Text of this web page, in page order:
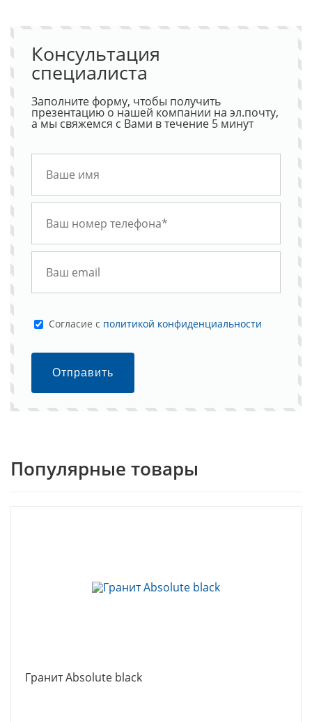
Консультация
специалиста
Заполните форму, чтобы получить
презентацию о нашей компании на эл.почту,
а мы свяжемся с Вами в течение 5 минут
Cогласие с политикой конфиденциальности
Отправить
Популярные товары
Гранит Absolute black